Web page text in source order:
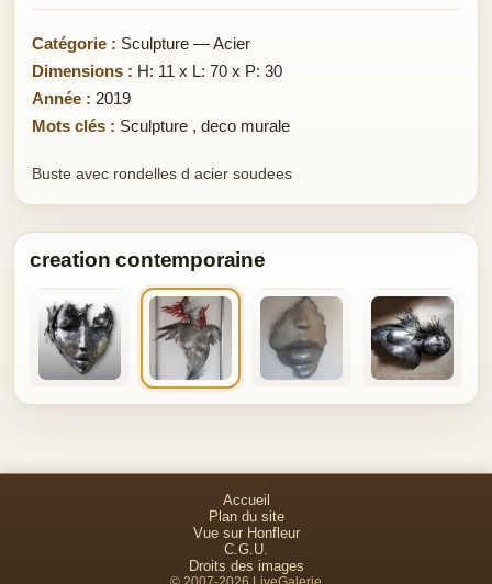
Catégorie : Sculpture — Acier
Dimensions : H: 11 x L: 70 x P: 30
Année : 2019
Mots clés : Sculpture , deco murale
Buste avec rondelles d acier soudees
creation contemporaine
Accueil
Plan du site
Vue sur Honfleur
C.G.U.
Droits des images